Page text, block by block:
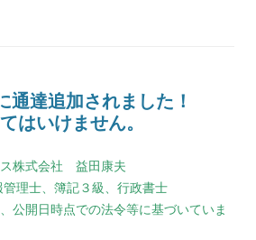
達追加されました！
はいけません。
株式会社 益田康夫
理士、簿記３級、行政書士
公開日時点での法令等に基づいていま